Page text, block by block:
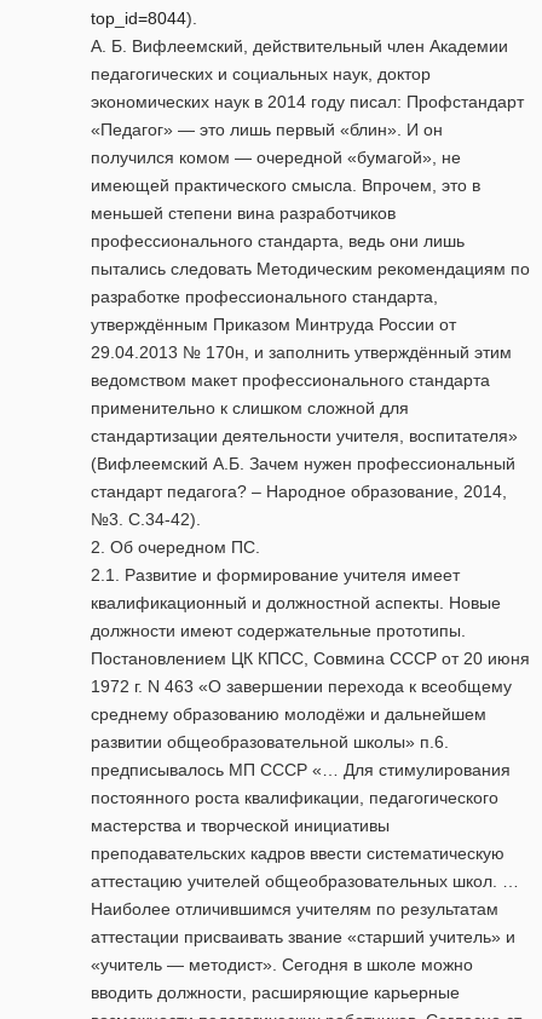
top_id=8044).
А. Б. Вифлеемский, действительный член Академии
педагогических и социальных наук, доктор
экономических наук в 2014 году писал: Профстандарт
«Педагог» — это лишь первый «блин». И он
получился комом — очередной «бумагой», не
имеющей практического смысла. Впрочем, это в
меньшей степени вина разработчиков
профессионального стандарта, ведь они лишь
пытались следовать Методическим рекомендациям по
разработке профессионального стандарта,
утверждённым Приказом Минтруда России от
29.04.2013 № 170н, и заполнить утверждённый этим
ведомством макет профессионального стандарта
применительно к слишком сложной для
стандартизации деятельности учителя, воспитателя»
(Вифлеемский А.Б. Зачем нужен профессиональный
стандарт педагога? – Народное образование, 2014,
№3. С.34-42).
2. Об очередном ПС.
2.1. Развитие и формирование учителя имеет
квалификационный и должностной аспекты. Новые
должности имеют содержательные прототипы.
Постановлением ЦК КПСС, Совмина СССР от 20 июня
1972 г. N 463 «О завершении перехода к всеобщему
среднему образованию молодёжи и дальнейшем
развитии общеобразовательной школы» п.6.
предписывалось МП СССР «… Для стимулирования
постоянного роста квалификации, педагогического
мастерства и творческой инициативы
преподавательских кадров ввести систематическую
аттестацию учителей общеобразовательных школ. …
Наиболее отличившимся учителям по результатам
аттестации присваивать звание «старший учитель» и
«учитель — методист». Сегодня в школе можно
вводить должности, расширяющие карьерные